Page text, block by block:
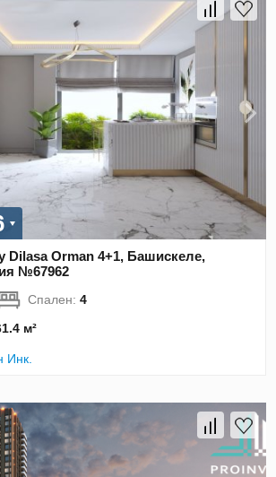
Dilasa Orman 4+1, Башискеле,
№67962
Спален:4
м²
Инк.